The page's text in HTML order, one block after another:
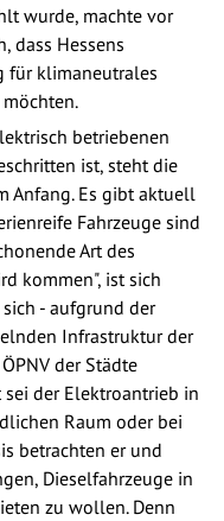
wurde, machte vor
dass Hessens
für klimaneutrales
betriebenen
ist, steht die
Anfang. Es gibt aktuell
Fahrzeuge sind
Art des
kommen", ist sich
- aufgrund der
Infrastruktur der
der Städte
der Elektroantrieb in
Raum oder bei
betrachten er und
Dieselfahrzeuge in
zu wollen. Denn